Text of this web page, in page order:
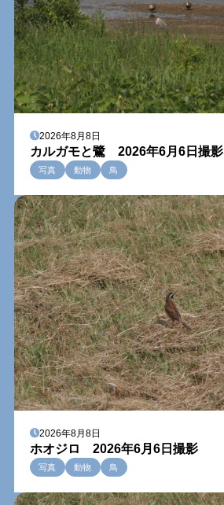
2026年8月8日
カルガモと鷺 2026年6月6日撮影
写真 動物 鳥
2026年8月8日
ホオジロ 2026年6月6日撮影
写真 動物 鳥